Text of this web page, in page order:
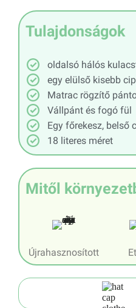
Tulajdonságok
oldalsó hálós
egy elülső kisebb
Matrac rögzítő
Vállpánt és fogó fül
Egy főrekesz, belső
18 literes méret
Mitől
Újrahasznosított